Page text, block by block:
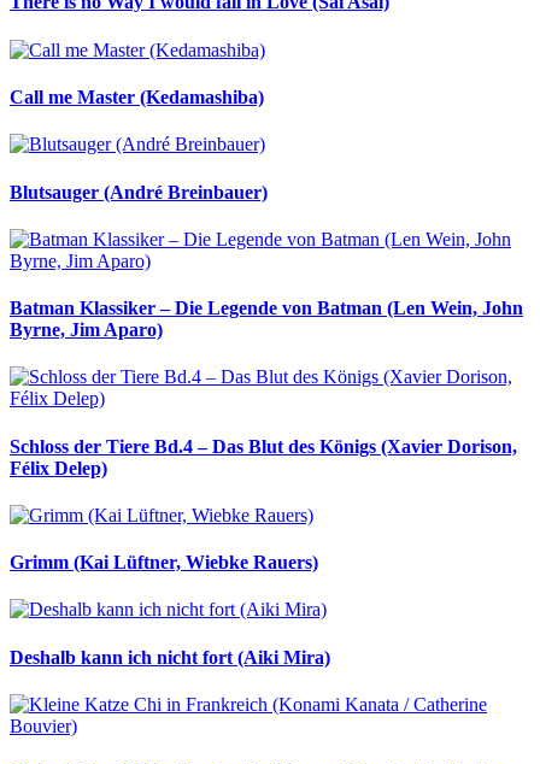
Call me Master (Kedamashiba)
Blutsauger (André Breinbauer)
Batman Klassiker – Die Legende von Batman (Len Wein, John
Byrne, Jim Aparo)
Schloss der Tiere Bd.4 – Das Blut des Königs (Xavier Dorison,
Félix Delep)
Grimm (Kai Lüftner, Wiebke Rauers)
Deshalb kann ich nicht fort (Aiki Mira)